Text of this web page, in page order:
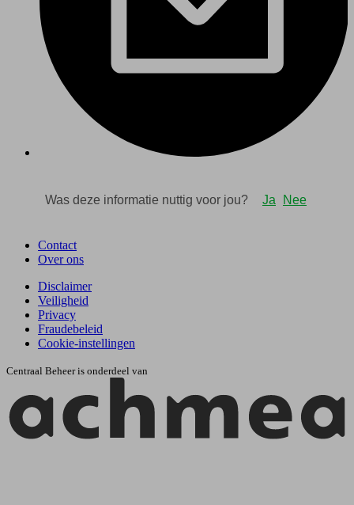
Contact
Over ons
Disclaimer
Veiligheid
Privacy
Fraudebeleid
Cookie-instellingen
Centraal Beheer is onderdeel van